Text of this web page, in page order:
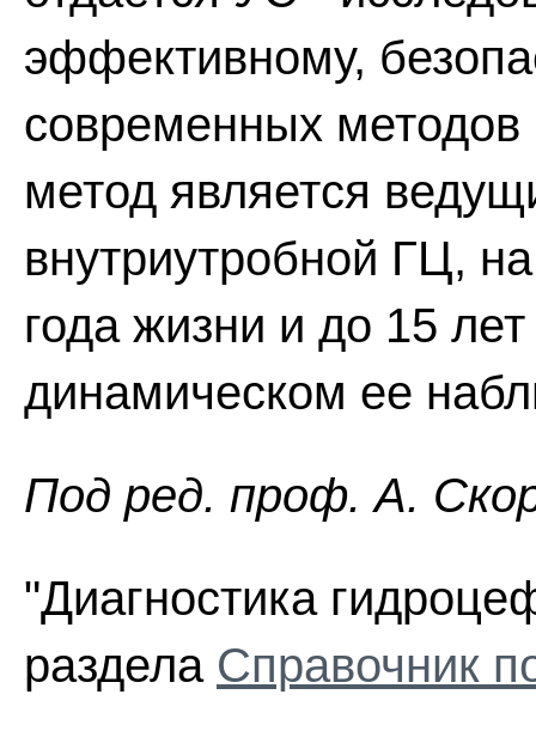
эффективному,
современных
метод является
внутриутробной ГЦ,
года жизни и до 15
динамическом ее
Пoд peд. проф. А.
"Диагностика
раздела Справочник